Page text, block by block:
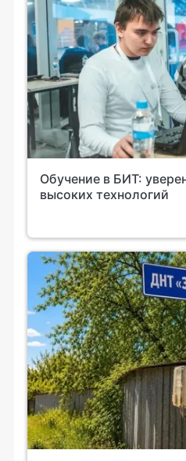
Обучение в БИТ:
высоких технологий